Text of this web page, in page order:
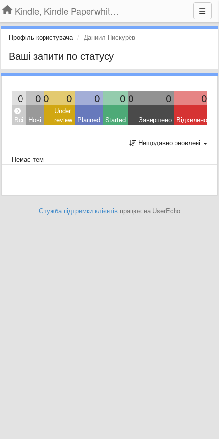
Kindle, Kindle Paperwhite, Kindle Voyage
Профіль користувача Даниил Пискурёв
Ваші запити по статусу
0 0 0 0 0 0 0 0 0
Всі Нові
Under
review Planned Started Завершено Відхилено
Нещодавно оновлені
Немає тем
Служба підтримки клієнтів працює на UserEcho